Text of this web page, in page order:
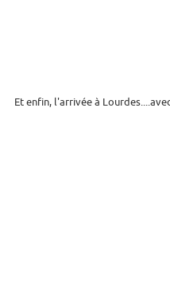
Et enfin, l'arrivée à